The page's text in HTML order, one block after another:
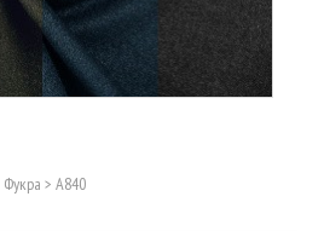
Фукра > А840